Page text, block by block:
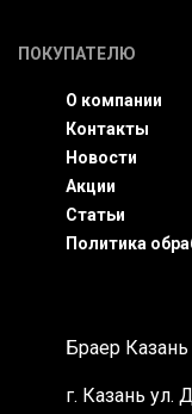
ПОКУПАТЕЛЮ
О компании
Контакты
Новости
Акции
Статьи
Политика
Браер Казань
г. Казань ул.